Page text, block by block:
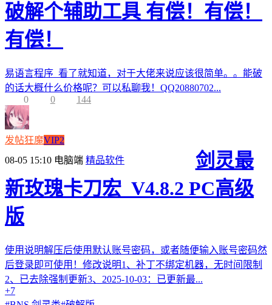
破解个辅助工具 有偿！有偿！
有偿！
易语言程序 看了就知道，对于大佬来说应该很简单。。能破
的话大概什么价格呢？可以私聊我！QQ20880702...
0
0 144
发帖狂魔VIP2
08-05 15:10 电脑端 精品软件
剑灵最
新玫瑰卡刀宏_V4.8.2 PC高级
版
使用说明解压后使用默认账号密码，或者随便输入账号密码然
后登录即可使用！修改说明1、补丁不绑定机器，无时间限制
2、已去除强制更新3、2025-10-03：已更新最...
+7